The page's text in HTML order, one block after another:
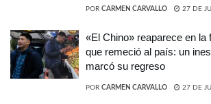
POR CARMEN CARVALLO 27 DE
«El Chino» reaparece en la
que remeció al país: un
marcó su regreso
POR CARMEN CARVALLO 27 DE